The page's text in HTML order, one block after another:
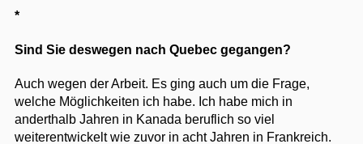
*
Sind Sie deswegen nach Quebec gegangen?
Auch wegen der Arbeit. Es ging auch um die Frage,
welche Möglichkeiten ich habe. Ich habe mich in
anderthalb Jahren in Kanada beruflich so viel
weiterentwickelt wie zuvor in acht Jahren in Frankreich.